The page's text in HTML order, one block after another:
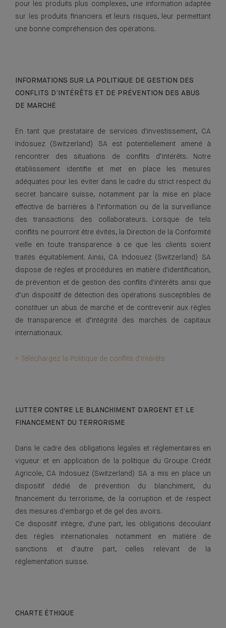
pour les produits plus complexes, une information adaptée
sur les produits financiers et leurs risques, leur permettant
une bonne compréhension des opérations.
INFORMATIONS SUR LA POLITIQUE DE GESTION DES
CONFLITS D’INTÉRÊTS ET DE PRÉVENTION DES ABUS
DE MARCHÉ
En tant que prestataire de services d'investissement, CA
Indosuez (Switzerland) SA est potentiellement amené à
rencontrer des situations de conflits d’intérêts. Notre
établissement identifie et met en place les mesures
adéquates pour les éviter dans le cadre du strict respect du
secret bancaire suisse, notamment par la mise en place
effective de barrières à l’information ou de la surveillance
des transactions des collaborateurs. Lorsque de tels
conflits ne pourront être évités, la Direction de la Conformité
veille en toute transparence à ce que les clients soient
traités équitablement. Ainsi, CA Indosuez (Switzerland) SA
dispose de règles et procédures en matière d'identification,
de prévention et de gestion des conflits d'intérêts ainsi que
d’un dispositif de détection des opérations susceptibles de
constituer un abus de marché et de contrevenir aux règles
de transparence et d’intégrité des marchés de capitaux
internationaux.
> Téléchargez la Politique de conflits d'intérêts
LUTTER CONTRE LE BLANCHIMENT D’ARGENT ET LE
FINANCEMENT DU TERRORISME
Dans le cadre des obligations légales et réglementaires en
vigueur et en application de la politique du Groupe Crédit
Agricole, CA Indosuez (Switzerland) SA a mis en place un
dispositif dédié de prévention du blanchiment, du
financement du terrorisme, de la corruption et de respect
des mesures d'embargo et de gel des avoirs.
Ce dispositif intègre, d'une part, les obligations découlant
des règles internationales notamment en matière de
sanctions et d'autre part, celles relevant de la
réglementation suisse.
CHARTE ÉTHIQUE